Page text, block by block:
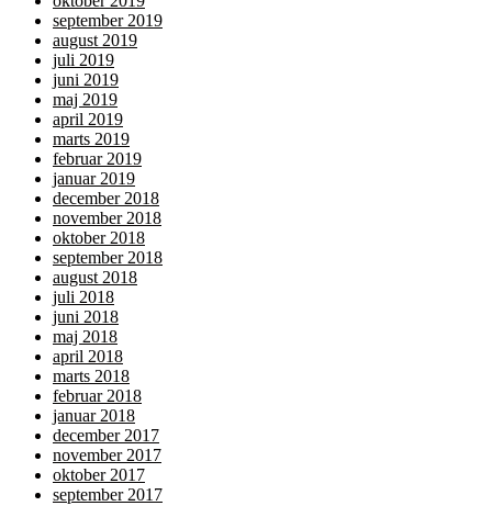
september 2019
august 2019
juli 2019
juni 2019
maj 2019
april 2019
marts 2019
februar 2019
januar 2019
december 2018
november 2018
oktober 2018
september 2018
august 2018
juli 2018
juni 2018
maj 2018
april 2018
marts 2018
februar 2018
januar 2018
december 2017
november 2017
oktober 2017
september 2017